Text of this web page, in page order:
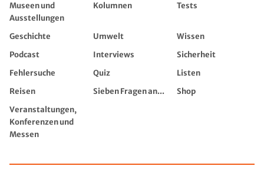
Museen und
Ausstellungen
Kolumnen Tests
Geschichte Umwelt
Wissen
Podcast
Interviews
Sicherheit
Fehlersuche
Quiz
Listen
Reisen
Sieben Fragen an...
Shop
Veranstaltungen,
Konferenzen und
Messen